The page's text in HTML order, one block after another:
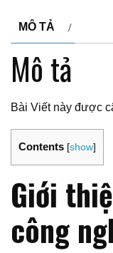
MÔ TẢ
Mô tả
Bài Viết này được
Contents [show]
Giới
công